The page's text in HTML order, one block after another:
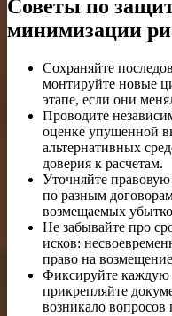
Советы по
минимизации
Сохраняйте
монтируйте новые
этапе, если они
Проводите
оценке упущенной
альтернативных
доверия к расчетам.
Уточняйте
по разным
возмещаемых
Не забывайте про
исков:
право на
Фиксируйте каждую
прикрепляйте
возникало вопросов